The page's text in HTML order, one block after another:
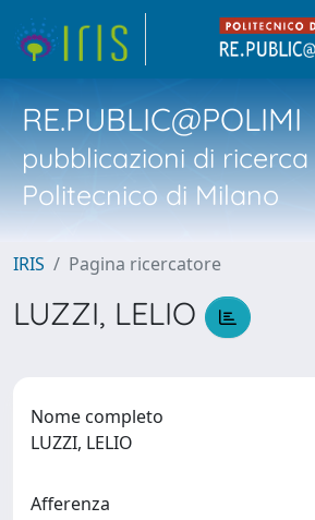
RE.PUBLIC@POLIMI
pubblicazioni di
Politecnico di Milano
IRIS Pagina ricercatore
LUZZI, LELIO
Nome completo
LUZZI, LELIO
Afferenza